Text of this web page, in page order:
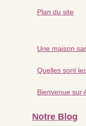
Plan du site
Une maison
Quelles sont
Bienvenue sur
Notre Blog